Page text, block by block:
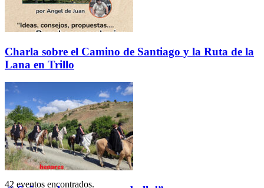
Charla sobre el Camino de Santiago y la Ruta de la
Lana en Trillo
42 eventos encontrados.